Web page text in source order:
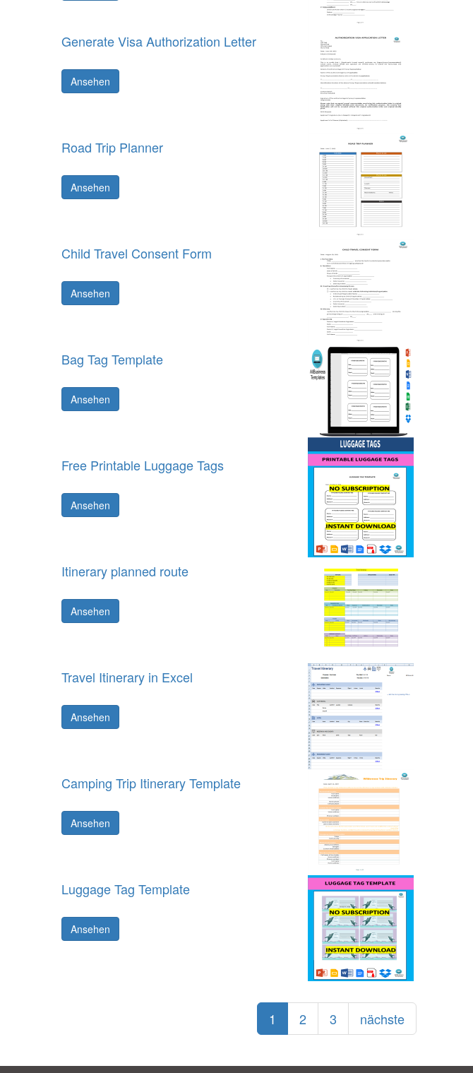
Generate Visa Authorization Letter
Ansehen
Road Trip Planner
Ansehen
Child Travel Consent Form
Ansehen
Bag Tag Template
Ansehen
Free Printable Luggage Tags
Ansehen
Itinerary planned route
Ansehen
Travel Itinerary in Excel
Ansehen
Camping Trip Itinerary Template
Ansehen
Luggage Tag Template
Ansehen
1 2 3 nächste